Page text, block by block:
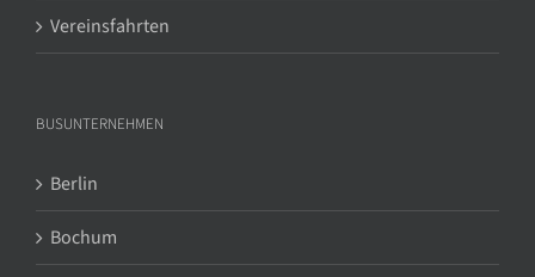
Vereinsfahrten
BUSUNTERNEHMEN
Berlin
Bochum